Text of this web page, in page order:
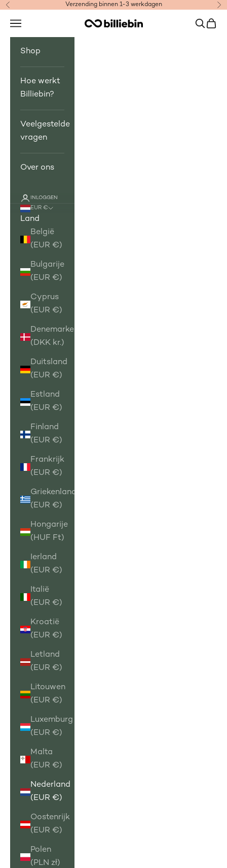
Naar inhoud
Vorige Verzending binnen 1-3 werkdagen
Billiebin
Menu Zoeken
Shop
Hoe werkt
Billiebin?
Veelgestelde
vragen
Over ons
INLOGGEN
EUR €
Land
België
(EUR €)
Bulgarije
(EUR €)
Cyprus
(EUR €)
Denemarken
(DKK kr.)
Duitsland
(EUR €)
Estland
(EUR €)
Finland
(EUR €)
Frankrijk
(EUR €)
Griekenland
(EUR €)
Hongarije
(HUF Ft)
Ierland
(EUR €)
Italië
(EUR €)
Kroatië
(EUR €)
Letland
(EUR €)
Litouwen
(EUR €)
Luxemburg
(EUR €)
Malta
(EUR €)
Nederland
(EUR €)
Oostenrijk
(EUR €)
Polen
(PLN zł)